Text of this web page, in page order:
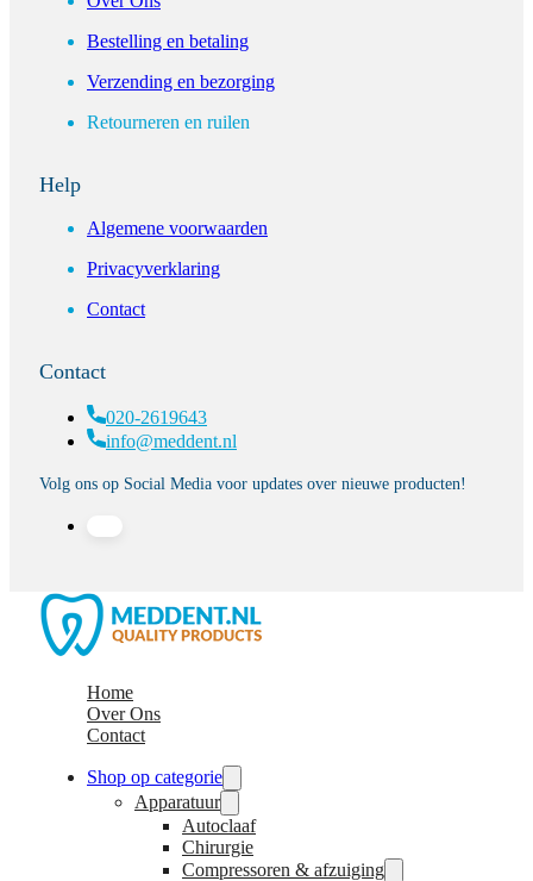
Bestelling en betaling
Verzending en bezorging
Retourneren en ruilen
Help
Algemene voorwaarden
Privacyverklaring
Contact
Contact
020-2619643
info@meddent.nl
Volg ons op Social Media voor updates over nieuwe producten!
Home
Over Ons
Contact
Shop op categorie
Apparatuur
Autoclaaf
Chirurgie
Compressoren & afzuiging